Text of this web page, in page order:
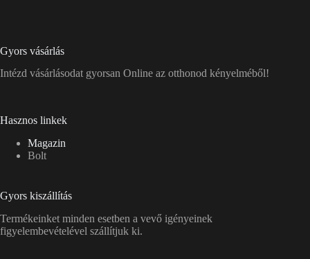
Gyors vásárlás
Intézd vásárlásodat gyorsan Online az otthonod kényelméből!
Hasznos linkek
Magazin
Bolt
Gyors kiszállítás
Termékeinket minden esetben a vevő igényeinek
figyelembevételével szállítjuk ki.